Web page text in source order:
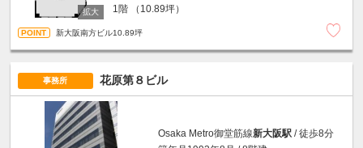
1階 （10.89坪）
新大阪南方ビル10.89坪
事務所 花原第８ビル
Osaka Metro御堂筋線新大阪駅 / 徒歩8分